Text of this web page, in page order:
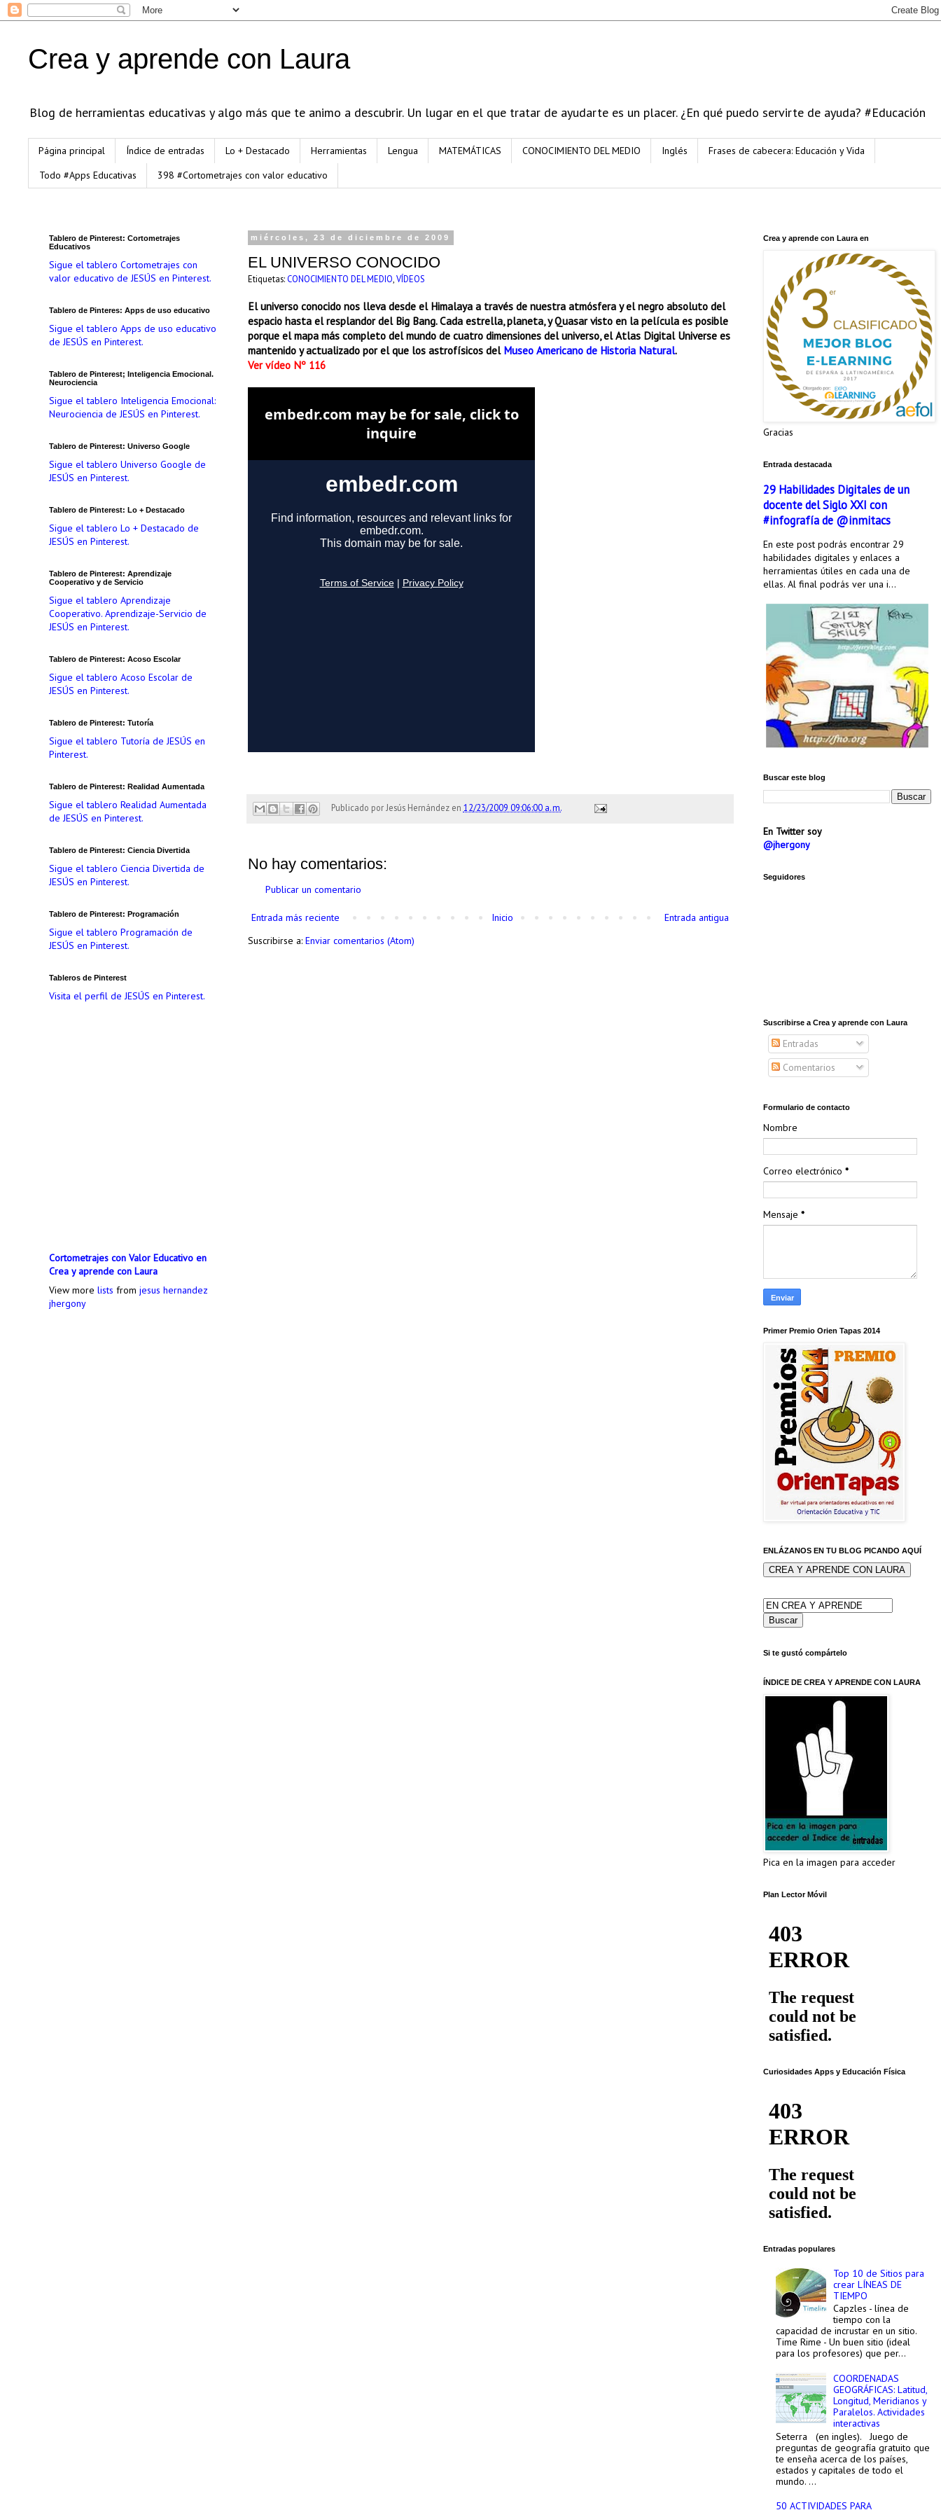
Crea y aprende con Laura
Blog de herramientas educativas y algo más que te animo a descubrir. Un lugar en el que tratar de ayudarte es un placer. ¿En qué puedo servirte de ayuda? #Educación
Página principal Índice de entradas Lo + Destacado Herramientas Lengua MATEMÁTICAS CONOCIMIENTO DEL MEDIO Inglés
Frases de cabecera: Educación y Vida
Todo #Apps Educativas
398 #Cortometrajes con valor educativo
miércoles, 23 de diciembre de 2009
EL UNIVERSO CONOCIDO
Etiquetas: CONOCIMIENTO DEL MEDIO VÍDEOS
El universo conocido nos lleva desde el Himalaya a través de nuestra atmósfera y el negro absoluto del
espacio hasta el resplandor del Big Bang.Cada estrella, planeta, y Quasar visto en la película es posible
porque el mapa más completo del mundo de cuatro dimensiones del universo, el Atlas Digital Universe es
mantenido y actualizado por el que los astrofísicos del Museo Americano de Historia Natural.
Ver vídeo Nº 116
Publicado por Jesús Hernández en 12/23/2009 09:06:00 a. m.
No hay comentarios:
Publicar un comentario
Entrada más reciente Entrada antigua
Inicio
Suscribirse a: Enviar comentarios (Atom)
Tablero de Pinterest: Cortometrajes
Educativos
Sigue el tablero Cortometrajes con
valor educativo de JESÚS en Pinterest.
Tablero de Pinteres: Apps de uso educativo
Sigue el tablero Apps de uso educativo
de JESÚS en Pinterest.
Tablero de Pinterest; Inteligencia Emocional.
Neurociencia
Sigue el tablero Inteligencia Emocional:
Neurociencia de JESÚS en Pinterest.
Tablero de Pinterest: Universo Google
Sigue el tablero Universo Google de
JESÚS en Pinterest.
Tablero de Pinterest: Lo + Destacado
Sigue el tablero Lo + Destacado de
JESÚS en Pinterest.
Tablero de Pinterest: Aprendizaje
Cooperativo y de Servicio
Sigue el tablero Aprendizaje
Cooperativo. Aprendizaje-Servicio de
JESÚS en Pinterest.
Tablero de Pinterest: Acoso Escolar
Sigue el tablero Acoso Escolar de
JESÚS en Pinterest.
Tablero de Pinterest: Tutoría
Sigue el tablero Tutoría de JESÚS en
Pinterest.
Tablero de Pinterest: Realidad Aumentada
Sigue el tablero Realidad Aumentada
de JESÚS en Pinterest.
Tablero de Pinterest: Ciencia Divertida
Sigue el tablero Ciencia Divertida de
JESÚS en Pinterest.
Tablero de Pinterest: Programación
Sigue el tablero Programación de
JESÚS en Pinterest.
Tableros de Pinterest
Visita el perfil de JESÚS en Pinterest.
Cortometrajes con Valor Educativo en
Crea y aprende con Laura
View more lists from jesus hernandez
jhergony
Crea y aprende con Laura en
Gracias
Entrada destacada
29 Habilidades Digitales de un
docente del Siglo XXI con
#infografía de @inmitacs
En este post podrás encontrar 29
habilidades digitales y enlaces a
herramientas útiles en cada una de
ellas. Al final podrás ver una i...
Buscar este blog
En Twitter soy
@jhergony
Seguidores
Suscribirse a Crea y aprende con Laura
Entradas
Comentarios
Formulario de contacto
Nombre
Correo electrónico *
Mensaje *
Primer Premio Orien Tapas 2014
ENLÁZANOS EN TU BLOG PICANDO AQUÍ
Si te gustó compártelo
ÍNDICE DE CREA Y APRENDE CON LAURA
Pica en la imagen para acceder
Plan Lector Móvil
Curiosidades Apps y Educación Física
Entradas populares
Top 10 de Sitios para
crear LÍNEAS DE
TIEMPO
Capzles - línea de
tiempo con la
capacidad de incrustar en un sitio.
Time Rime - Un buen sitio (ideal
para los profesores) que per...
COORDENADAS
GEOGRÁFICAS: Latitud,
Longitud, Meridianos y
Paralelos. Actividades
interactivas
Seterra (en ingles). Juego de
preguntas de geografía gratuito que
te enseña acerca de los países,
estados y capitales de todo el
mundo. ...
50 ACTIVIDADES PARA